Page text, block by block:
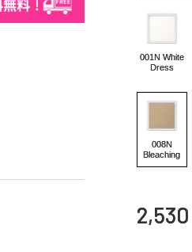
001N White
Dress
008N
Bleaching
2,530